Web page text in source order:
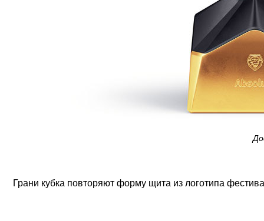
Грани кубка повторяют форму щита из логотипа